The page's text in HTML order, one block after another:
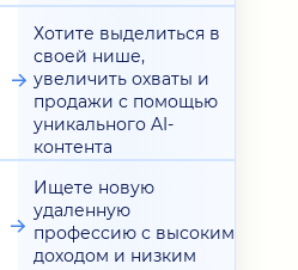
Ищете новую
удаленную
профессию с высоким
доходом и низким
Хотите выделиться в
своей нише,
увеличить охваты и
продажи с помощью
уникального AI-
контента